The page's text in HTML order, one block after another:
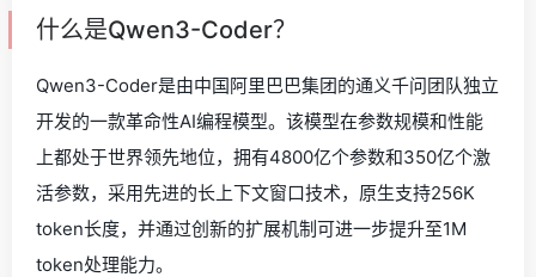
什么是Qwen3-Coder？
Qwen3-Coder是由中国阿里巴巴集团的通义千问团队独立
开发的一款革命性AI编程模型。该模型在参数规模和性能
上都处于世界领先地位，拥有4800亿个参数和350亿个激
活参数，采用先进的长上下文窗口技术，原生支持256K
token长度，并通过创新的扩展机制可进一步提升至1M
token处理能力。